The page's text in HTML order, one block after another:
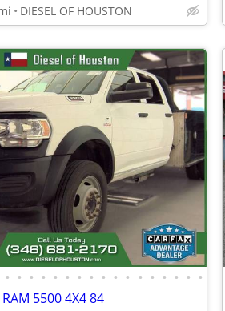
DIESEL OF HOUSTON
• • • • • • • • • • • • • • • • •
5500 4X4 84